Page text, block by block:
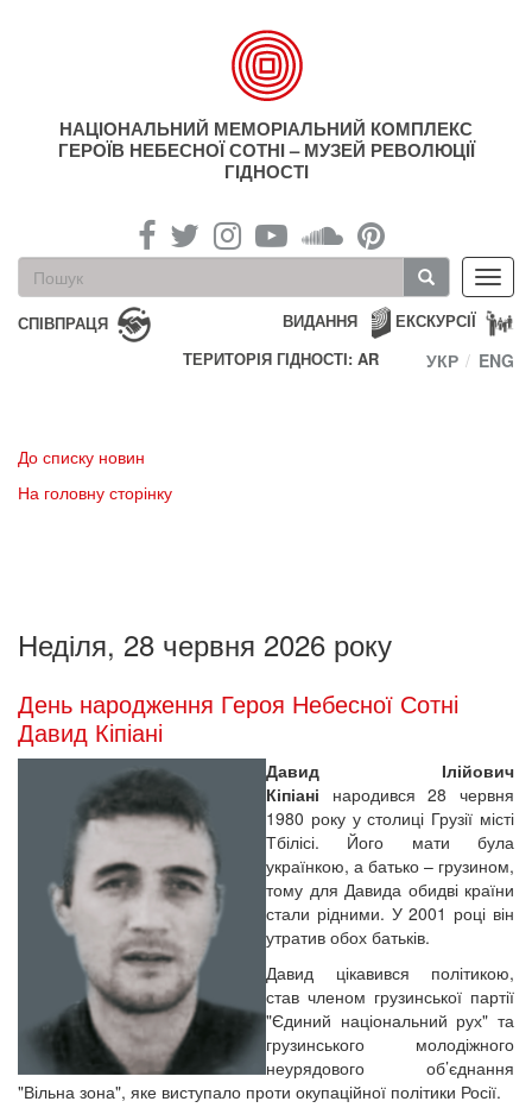
НАЦІОНАЛЬНИЙ МЕМОРІАЛЬНИЙ КОМПЛЕКС
ГЕРОЇВ НЕБЕСНОЇ СОТНІ – МУЗЕЙ РЕВОЛЮЦІЇ
ГІДНОСТІ
Пошукова
форма
Пошук
СПІВПРАЦЯ ЕКСКУРСІЇ
ВИДАННЯ
ТЕРИТОРІЯ ГІДНОСТІ: AR
УКР ENG
До списку новин
На головну сторінку
Неділя, 28 червня 2026 року
День народження Героя Небесної Сотні
Давид Кіпіані
Давид Ілійович
Кіпіані народився 28 червня
1980 року у столиці Грузії місті
Тбілісі. Його мати була
українкою, а батько – грузином,
тому для Давида обидві країни
стали рідними. У 2001 році він
утратив обох батьків.
Давид цікавився політикою,
став членом грузинської партії
"Єдиний національний рух" та
грузинського молодіжного
неурядового об’єднання
"Вільна зона", яке виступало проти окупаційної політики Росії.